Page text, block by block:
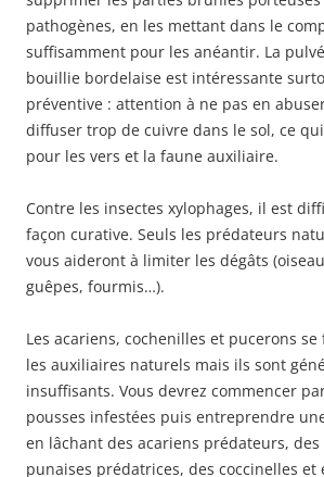
pathogènes, en les mettant dans le
suffisamment pour les anéantir. La
bouillie bordelaise est intéressante
préventive : attention à ne pas en
diffuser trop de cuivre dans le sol, ce
pour les vers et la faune auxiliaire.
Contre les insectes xylophages, il est
façon curative. Seuls les prédateurs
vous aideront à limiter les dégâts
guêpes, fourmis…).
Les acariens, cochenilles et pucerons
les auxiliaires naturels mais ils sont
insuffisants. Vous devrez commencer
pousses infestées puis entreprendre
en lâchant des acariens prédateurs, des
punaises prédatrices, des coccinelles et